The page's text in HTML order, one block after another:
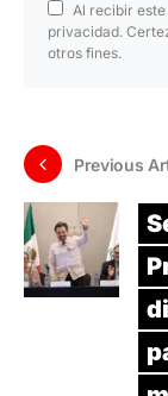
Al recibir
privacidad.
otros fines.
Previous